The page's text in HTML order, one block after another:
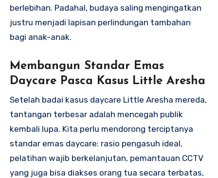
berlebihan. Padahal, budaya saling mengingatkan
justru menjadi lapisan perlindungan tambahan
bagi anak-anak.
Membangun Standar Emas
Daycare Pasca Kasus Little Aresha
Setelah badai kasus daycare Little Aresha mereda,
tantangan terbesar adalah mencegah publik
kembali lupa. Kita perlu mendorong terciptanya
standar emas daycare: rasio pengasuh ideal,
pelatihan wajib berkelanjutan, pemantauan CCTV
yang juga bisa diakses orang tua secara terbatas,